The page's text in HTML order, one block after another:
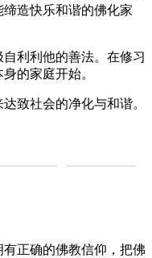
造快乐和谐的佛化家
利利他的善法。在修习
的家庭开始。
致社会的净化与和谐。
正确的佛教信仰，把佛